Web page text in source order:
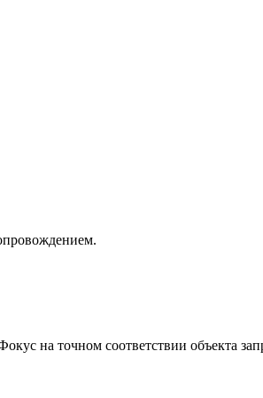
на точном соответствии объекта